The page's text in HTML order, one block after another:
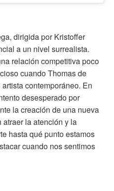
dirigida por Kristoffer
a un nivel surrealista.
relación competitiva poco
cuando Thomas de
contemporáneo. En
desesperado por
la creación de una nueva
la atención y la
hasta qué punto estamos
cuando nos sentimos